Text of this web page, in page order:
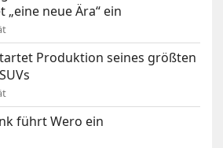
„eine neue Ära“ ein
Produktion seines größten
führt Wero ein